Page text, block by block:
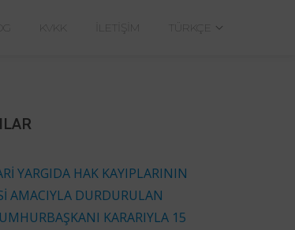
KVKK İLETIŞIM TÜRKÇE
YARGIDA HAK KAYIPLARININ
AMACIYLA DURDURULAN
KARARIYLA 15